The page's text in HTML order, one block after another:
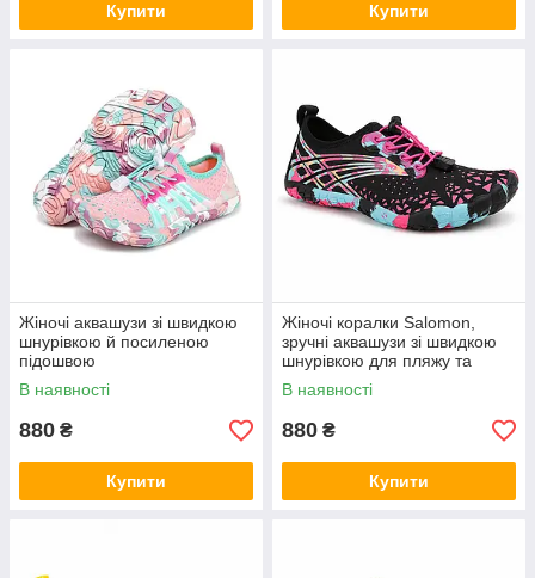
Купити Купити
Жіночі аквашузи зі швидкою
шнурівкою й посиленою
підошвою
В наявності
880 ₴
Купити
Жіночі коралки Salomon,
зручні аквашузи зі швидкою
шнурівкою для пляжу та
моря, 38р.
В наявності
880 ₴
Купити